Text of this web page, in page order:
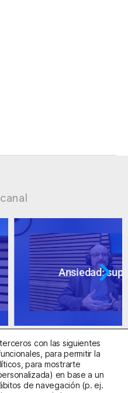
cuestionables
el código E08737002
con las siguientes
para permitir la
para mostrarte
en base a un
de navegación (p. ej.